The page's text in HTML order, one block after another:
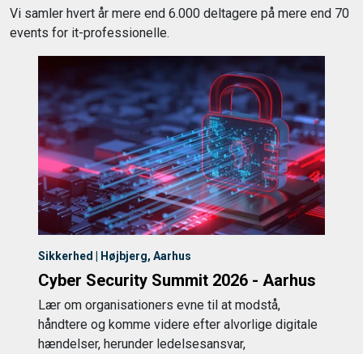
Vi samler hvert år mere end 6.000 deltagere på mere end 70
events for it-professionelle.
Sikkerhed | Højbjerg, Aarhus
Cyber Security Summit 2026 - Aarhus
Lær om organisationers evne til at modstå,
håndtere og komme videre efter alvorlige digitale
hændelser, herunder ledelsesansvar,